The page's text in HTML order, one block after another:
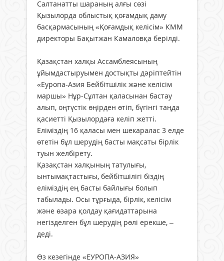
Салтанатты шараның алғы сөзі
Қызылорда облыстық қоғамдық даму
басқармасының «Қоғамдық келісім» КММ
директоры Бақытжан Камаловқа берілді.
Қазақстан халқы Ассамблеясының
ұйымдастыруымен достықты дәріптейтін
«Еуропа-Азия Бейбітшілік және келісім
маршы» Нұр-Сұлтан қаласынан бастау
алып, оңтүстік өңірден өтіп, бүгінгі таңда
қасиетті Қызылордаға келіп жетті.
Еліміздің 16 қаласы мен шекаралас 3 елде
өтетін бұл шерудің басты мақсаты бірлік
туын желбірету.
Қазақстан халқының татулығы,
ынтымақтастығы, бейбітшілігі біздің
еліміздің ең басты байлығы болып
табылады. Осы тұрғыда, бірлік, келісім
және өзара қолдау қағидаттарына
негізделген бұл шерудің рөлі ерекше, –
деді.
Өз кезегінде «ЕУРОПА-АЗИЯ»